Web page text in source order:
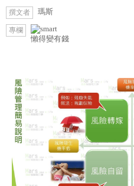
撰文者 瑪斯
專欄
懶得變有錢